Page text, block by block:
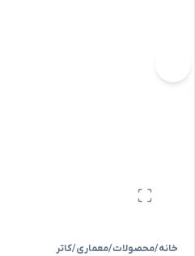
خانه/محصولات/معماری/کاتر